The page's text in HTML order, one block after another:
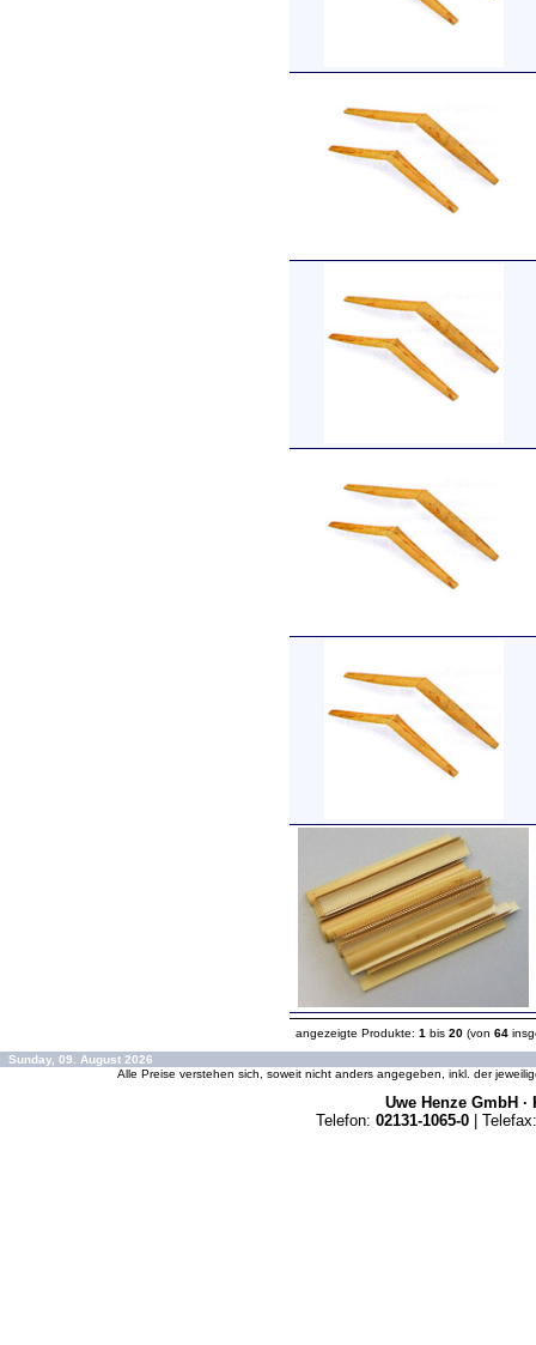
angezeigte Produkte: 1 bis 20 (von 64
Sunday, 09. August 2026
Alle Preise verstehen sich, soweit nicht anders angegeben, inkl. der
Uwe Henze GmbH ·
Telefon: 02131-1065-0 | Telefax: